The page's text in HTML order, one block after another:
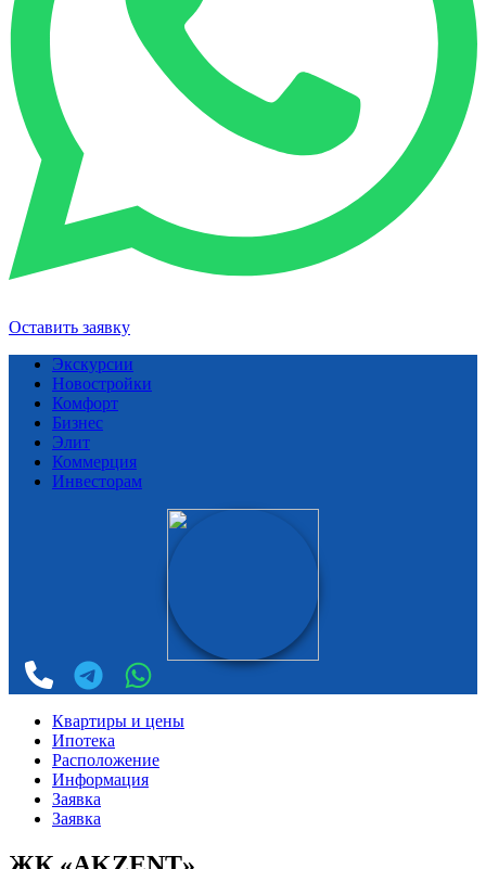
Оставить заявку
Экскурсии
Новостройки
Комфорт
Бизнес
Элит
Коммерция
Инвесторам
Квартиры и цены
Ипотека
Расположение
Информация
Заявка
Заявка